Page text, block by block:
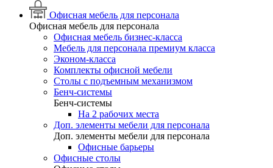
Офисная мебель для персонала
Офисная мебель для персонала
Офисная мебель бизнес-класса
Мебель для персонала премиум класса
Эконом-класса
Комплекты офисной мебели
Столы с подъемным механизмом
Бенч-системы
Бенч-системы
На 2 рабочих места
Доп. элементы мебели для персонала
Доп. элементы мебели для персонала
Офисные барьеры
Офисные столы